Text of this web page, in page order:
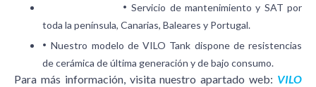
·Servicio de mantenimiento y SAT por
toda la península, Canarias, Baleares y Portugal.
·Nuestro modelo de VILO Tank dispone de resistencias
de cerámica de última generación y de bajo consumo.
Para más información, visita nuestro apartado web: VILO